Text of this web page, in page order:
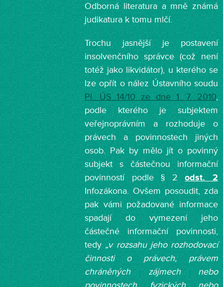
Odborná literatura a mně známá
judikatura k tomu mlčí.
Trochu jasnější je postavení
insolvenčního správce (což není
totéž jako likvidátor), u kterého se
lze opřít o nález Ústavního soudu
Pl. ÚS 14/10 ze dne 1. 7. 2010,
podle kterého je subjektem
veřejnoprávním a rozhoduje o
právech a povinnostech jiných
osob. Pak by mělo jít o povinný
subjekt s částečnou informační
povinností podle § 2odst. 2
Infozákona. Ovšem posoudit, zda
pak vámi požadované informace
spadají do vymezení jeho
částečné informační povinnosti,
tedy„v rozsahu jeho rozhodovací
činnosti o právech, právem
chráněných zájmech nebo